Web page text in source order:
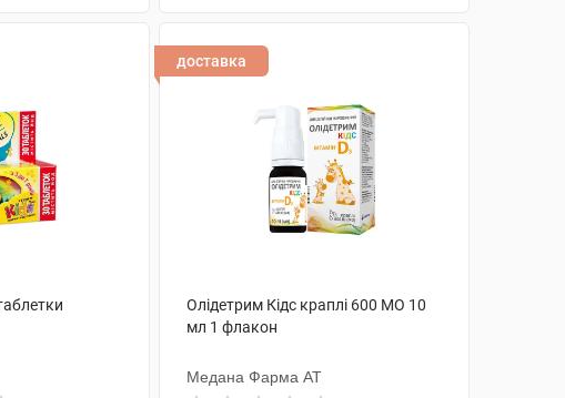
доставка
Олідетрим Кідс краплі 600 МО 10
мл 1 флакон
Медана Фарма АТ